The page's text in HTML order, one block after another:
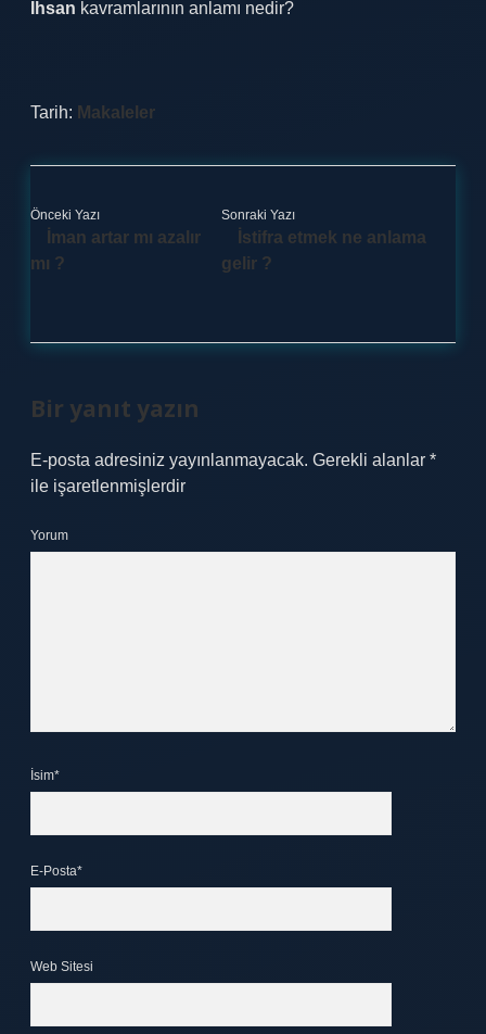
İhsan kavramlarının anlamı nedir?
Tarih: Makaleler
Önceki Yazı
İman artar mı azalır
mı ?
Sonraki Yazı
İstifra etmek ne anlama
gelir ?
Bir yanıt yazın
E-posta adresiniz yayınlanmayacak. Gerekli alanlar *
ile işaretlenmişlerdir
Yorum
İsim*
E-Posta*
Web Sitesi